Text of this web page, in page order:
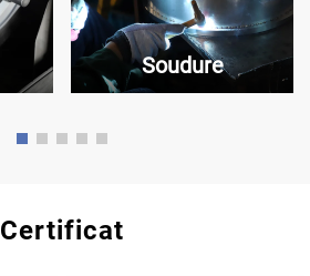
Soudure
Certificat